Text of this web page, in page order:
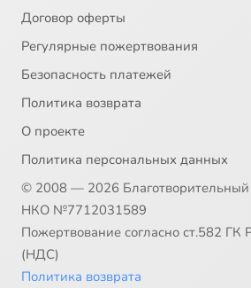
Договор оферты
Регулярные пожертвования
Безопасность платежей
Политика возврата
О проекте
Политика персональных данных
© 2008 — 2026
НКО №7712031589
Пожертвование согласно ст.582 ГК
(НДС)
Политика возврата